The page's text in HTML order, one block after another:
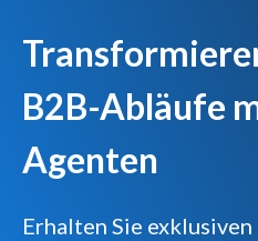
B2B-Abläufe
Agenten
Erhalten Sie